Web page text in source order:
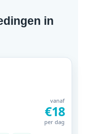
in
vanaf
€18
per dag